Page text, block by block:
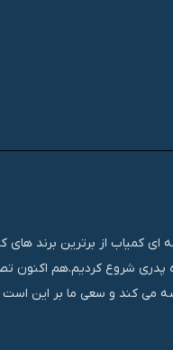
مجموعه ای کمیاب از برترین برند های
پدری شروع کردیم.هم اکنون
می کند و سعی ما بر این